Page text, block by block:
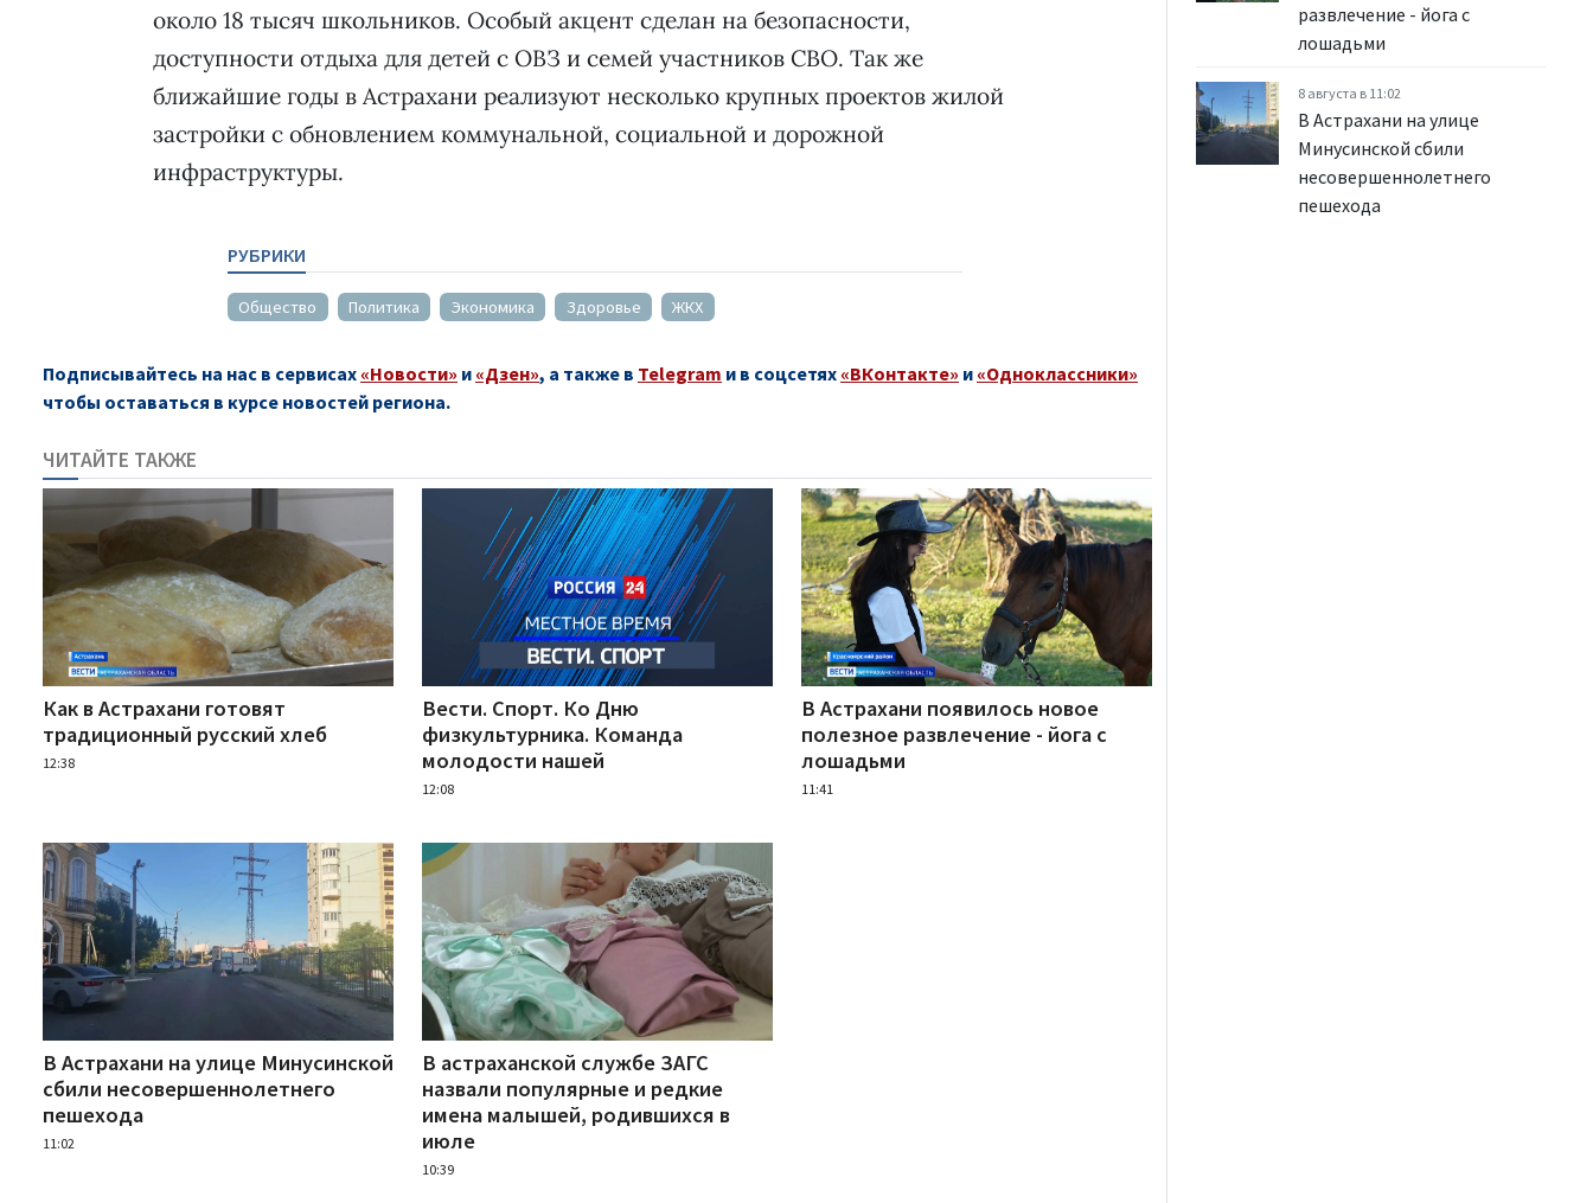
около 18 тысяч школьников. Особый акцент сделан на безопасности,
доступности отдыха для детей с ОВЗ и семей участников СВО. Так же
ближайшие годы в Астрахани реализуют несколько крупных проектов жилой
застройки с обновлением коммунальной, социальной и дорожной
инфраструктуры.
РУБРИКИ
Общество Политика Экономика Здоровье ЖКХ
Подписывайтесь на нас в сервисах «Новости» и «Дзен», а также в Telegram и в соцсетях «ВКонтакте» и «Одноклассники»
чтобы оставаться в курсе новостей региона.
ЧИТАЙТЕ ТАКЖЕ
Как в Астрахани готовят
традиционный русский хлеб
12:38
Вести. Спорт. Ко Дню
физкультурника. Команда
молодости нашей
12:08
В Астрахани появилось новое
полезное развлечение - йога с
лошадьми
11:41
В Астрахани на улице Минусинской
сбили несовершеннолетнего
пешехода
11:02
В астраханской службе ЗАГС
назвали популярные и редкие
имена малышей, родившихся в
июле
10:39
развлечение - йога с
лошадьми
8 августа в 11:02
В Астрахани на улице
Минусинской сбили
несовершеннолетнего
пешехода